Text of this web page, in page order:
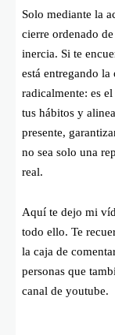
Solo mediante la
cierre ordenado
inercia. Si te
está entregando
radicalmente: es
tus hábitos y
presente,
no sea solo una
real.
Aquí te dejo mi
todo ello. Te
la caja de
personas que
canal de youtube.